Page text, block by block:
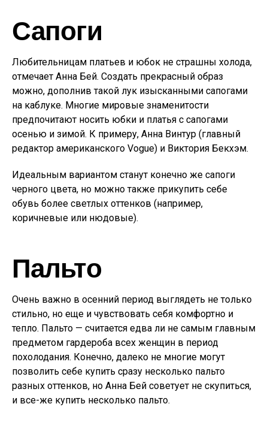
Сапоги
Любительницам платьев и юбок не страшны холода,
отмечает Анна Бей. Создать прекрасный образ
можно, дополнив такой лук изысканными сапогами
на каблуке. Многие мировые знаменитости
предпочитают носить юбки и платья с сапогами
осенью и зимой. К примеру, Анна Винтур (главный
редактор американского Vogue) и Виктория Бекхэм.
Идеальным вариантом станут конечно же сапоги
черного цвета, но можно также прикупить себе
обувь более светлых оттенков (например,
коричневые или нюдовые).
Пальто
Очень важно в осенний период выглядеть не только
стильно, но еще и чувствовать себя комфортно и
тепло. Пальто — считается едва ли не самым главным
предметом гардероба всех женщин в период
похолодания. Конечно, далеко не многие могут
позволить себе купить сразу несколько пальто
разных оттенков, но Анна Бей советует не скупиться,
и все-же купить несколько пальто.